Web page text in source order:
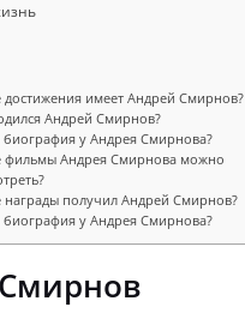
достижения имеет Андрей Смирнов?
Андрей Смирнов?
биография у Андрея Смирнова?
фильмы Андрея Смирнова можно
награды получил Андрей Смирнов?
биография у Андрея Смирнова?